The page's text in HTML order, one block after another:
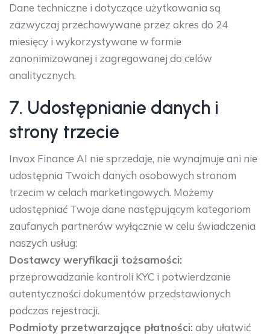
Dane techniczne i dotyczące użytkowania są
zazwyczaj przechowywane przez okres do 24
miesięcy i wykorzystywane w formie
zanonimizowanej i zagregowanej do celów
analitycznych.
7. Udostępnianie danych i
strony trzecie
Invox Finance AI nie sprzedaje, nie wynajmuje ani nie
udostępnia Twoich danych osobowych stronom
trzecim w celach marketingowych. Możemy
udostępniać Twoje dane następującym kategoriom
zaufanych partnerów wyłącznie w celu świadczenia
naszych usług:
Dostawcy weryfikacji tożsamości:
przeprowadzanie kontroli KYC i potwierdzanie
autentyczności dokumentów przedstawionych
podczas rejestracji.
Podmioty przetwarzające płatności: aby ułatwić